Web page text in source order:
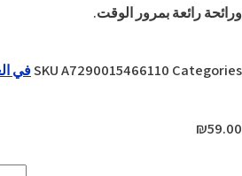
ورائحة رائعة بمرور الوقت.
SKUA7290015466110 Categories في
₪59.00